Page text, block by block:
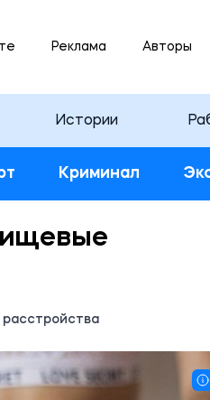
Реклама Авторы
Истории
Криминал